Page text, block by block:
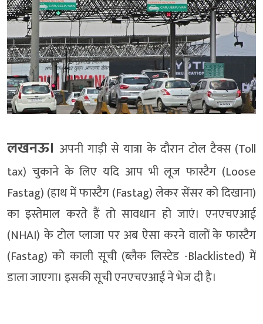
लखनऊ। अपनी गाड़ी से यात्रा के दौरान टोल टैक्स (Toll
tax) चुकाने के लिए यदि आप भी लूज फास्टैग (Loose
Fastag) (हाथ में फास्टैग (Fastag) लेकर सेंसर को दिखाना)
का इस्तेमाल करते हैं तो सावधान हो जाएं। एनएचएआई
(NHAI) के टोल प्लाजा पर अब ऐसा करने वालों के फास्टैग
(Fastag) को काली सूची (ब्लैक लिस्टेड -Blacklisted) में
डाला जाएगा। इसकी सूची एनएचएआई ने भेज दी है।